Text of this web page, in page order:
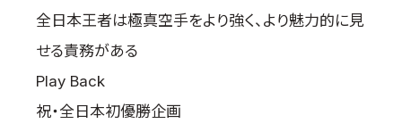
全日本王者は極真空手をより強く、より魅力的に見
せる責務がある
Play Back
祝・全日本初優勝企画